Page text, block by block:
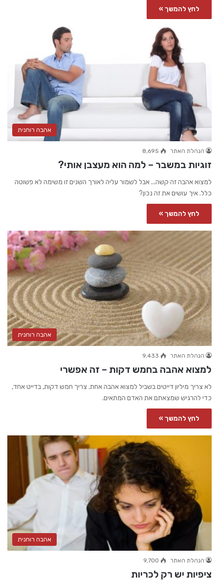
לחץ להמשך »
אהבה רוחנית
הנהלת האתר 8,695
זוגיות במשבר – למה הוא מעצבן אותי?
למצוא אהבה זה קשה... אבל לשמור עליה לאורך השנים זו משימה לא פשוטה
כלל. איך עושים את זה נכון?
לחץ להמשך »
אהבה רוחנית
הנהלת האתר 9,433
למצוא אהבה בחמש דקות – זה אפשרי
לא צריך מיליון דייטים בשביל למצוא אהבה אחת. צריך חמש דקות, בדייט אחד,
כדי להרגיש שמצאתם את האדם המתאים.
לחץ להמשך »
אהבה רוחנית
הנהלת האתר 9,700
ציפיות יש רק לכריות